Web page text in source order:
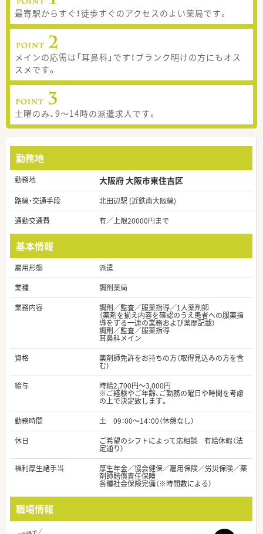
最寄駅からすぐ！徒歩すぐのアクセスのよい薬局です。
メインの応需は「耳鼻科」です！ブランク明けの方にもオス
スメです。
土曜のみ、9～14時の派遣求人です。
勤務地
勤務地 大阪府 大阪市東住吉区
路線・交通手段
北田辺駅 (近鉄南大阪線)
通勤交通費
有／上限20000円まで
基本情報
雇用形態
派遣
業種
調剤薬局
業務内容
調剤／監査／服薬指導／1人薬剤師
（薬剤を揃え内容を確認のうえ患者への服薬指
導をする一連の業務および薬歴記載）
調剤／監査／服薬指導
耳鼻科メイン
資格
薬剤師免許をお持ちの方（取得見込みの方を含
む）
給与
時給2,700円～3,000円
※ご経験やご年齢、ご勤務の曜日や時間を考慮
の上で決定致します。
勤務時間
土 09：00～14：00（休憩なし）
休日
ご希望のシフトによって応相談 有給休暇（法
定通り）
福利厚生諸手当
厚生年金／協会健保／雇用保険／労災保険／薬
剤師賠償責任保険
各種社会保険完備（※時間数による）
職場情報